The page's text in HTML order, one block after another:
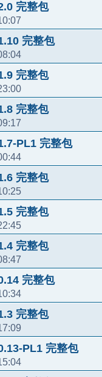
完整包
完整包
完整包
完整包
PL1 完整包
完整包
完整包
完整包
完整包
完整包
PL1 完整包